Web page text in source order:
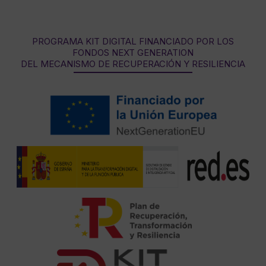
PROGRAMA KIT DIGITAL FINANCIADO POR LOS
FONDOS NEXT GENERATION
DEL MECANISMO DE RECUPERACIÓN Y RESILIENCIA